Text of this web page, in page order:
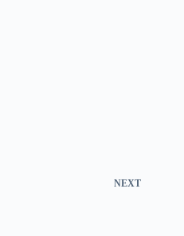
NEXT